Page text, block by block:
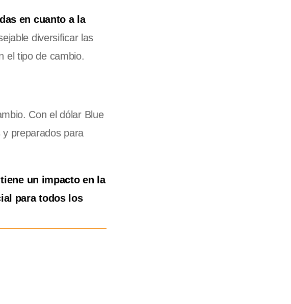
en cuanto a la
diversificar las
el tipo de cambio.
Con el dólar Blue
preparados para
un impacto en la
para todos los